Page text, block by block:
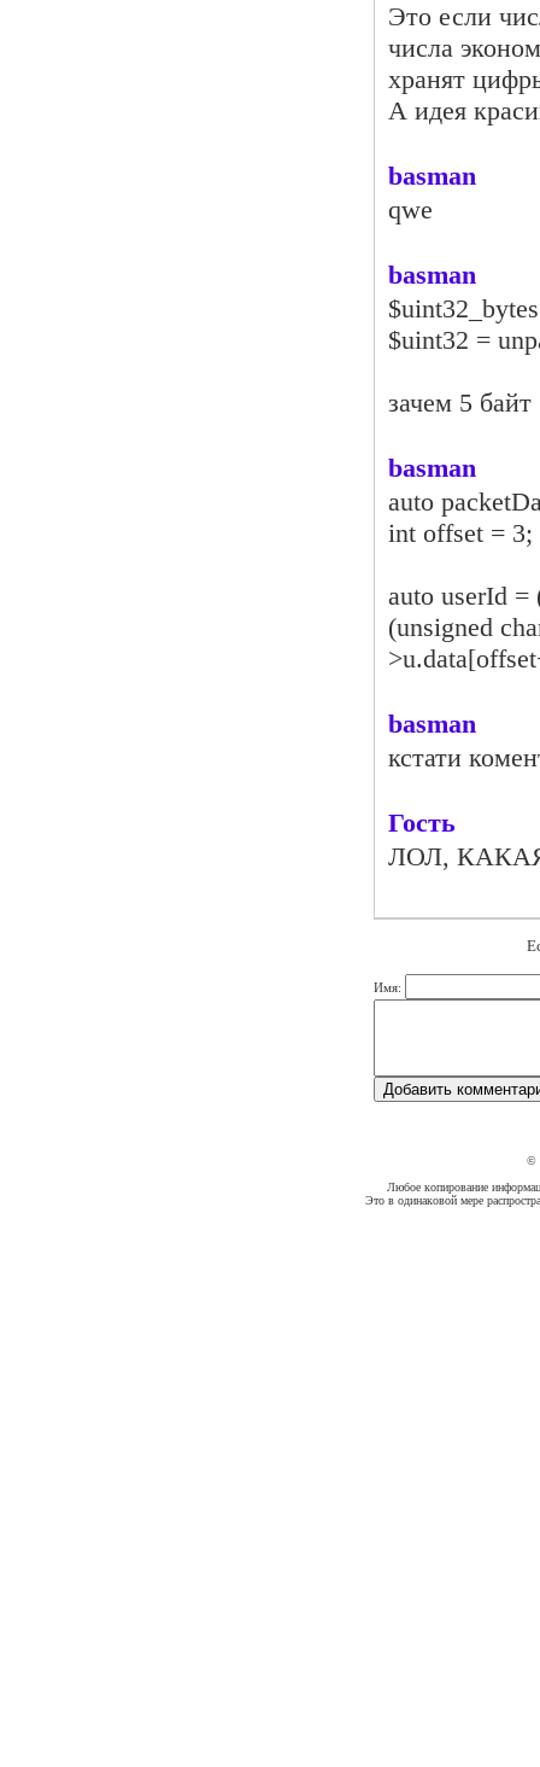
Это если
числа
хранят
А идея
basman
qwe
basman
$uint32 =
зачем 5 байт
basman
auto
int offset = 3;
auto userId =
(unsigned
basman
кстати
Гость
ЛОЛ,
Имя:
©
Любое копирование
Это в одинаковой мере